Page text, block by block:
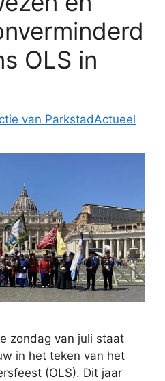
OLS in
van ParkstadActueel
zondag van juli staat
in het teken van het
(OLS). Dit jaar